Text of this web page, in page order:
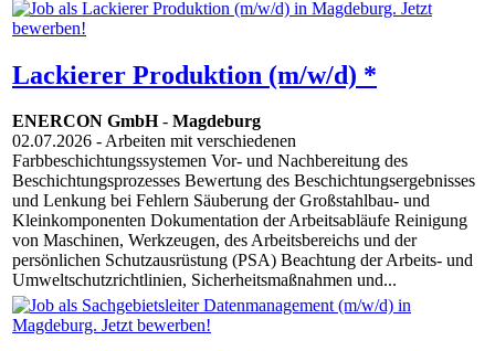
Lackierer Produktion (m/w/d) *
ENERCON GmbH- Magdeburg
02.07.2026 - Arbeiten mit verschiedenen
Farbbeschichtungssystemen Vor- und Nachbereitung des
Beschichtungsprozesses Bewertung des Beschichtungsergebnisses
und Lenkung bei Fehlern Säuberung der Großstahlbau- und
Kleinkomponenten Dokumentation der Arbeitsabläufe Reinigung
von Maschinen, Werkzeugen, des Arbeitsbereichs und der
persönlichen Schutzausrüstung (PSA) Beachtung der Arbeits- und
Umweltschutzrichtlinien, Sicherheitsmaßnahmen und...